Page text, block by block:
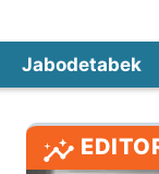
Jabodetabek